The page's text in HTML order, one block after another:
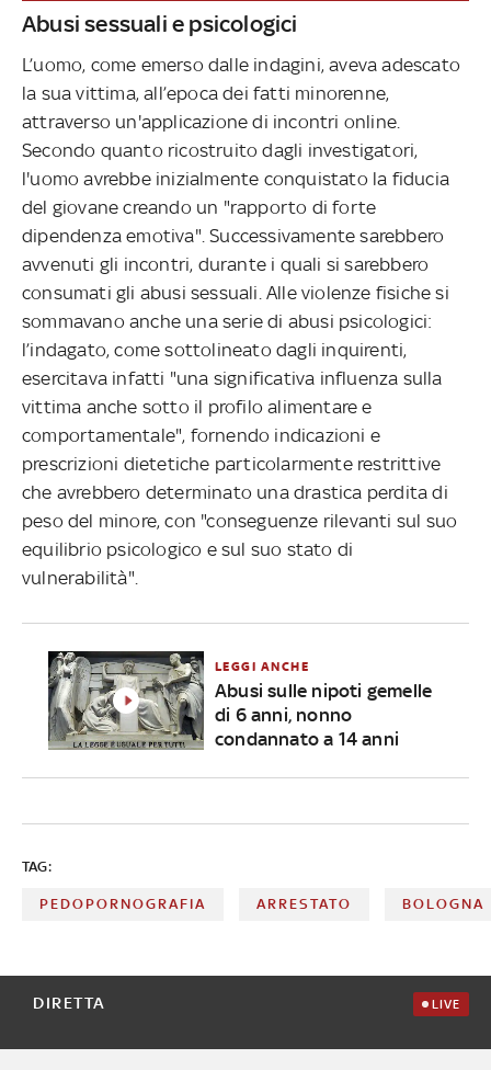
Abusi sessuali e psicologici
L’uomo, come emerso dalle indagini, aveva adescato
la sua vittima, all’epoca dei fatti minorenne,
attraverso un'applicazione di incontri online.
Secondo quanto ricostruito dagli investigatori,
l'uomo avrebbe inizialmente conquistato la fiducia
del giovane creando un "rapporto di forte
dipendenza emotiva". Successivamente sarebbero
avvenuti gli incontri, durante i quali si sarebbero
consumati gli abusi sessuali. Alle violenze fisiche si
sommavano anche una serie di abusi psicologici:
l’indagato, come sottolineato dagli inquirenti,
esercitava infatti "una significativa influenza sulla
vittima anche sotto il profilo alimentare e
comportamentale", fornendo indicazioni e
prescrizioni dietetiche particolarmente restrittive
che avrebbero determinato una drastica perdita di
peso del minore, con "conseguenze rilevanti sul suo
equilibrio psicologico e sul suo stato di
vulnerabilità".
LEGGI ANCHE
Abusi sulle nipoti gemelle
di 6 anni, nonno
condannato a 14 anni
TAG:
PEDOPORNOGRAFIA ARRESTATO BOLOGNA
DIRETTA LIVE